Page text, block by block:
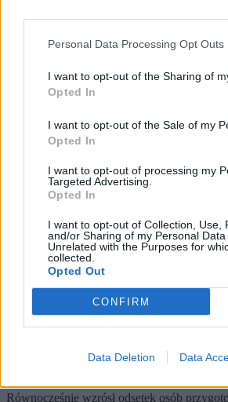
Personal Data Processing Opt Outs
I want to opt-out of the Sharing of
Opted In
I want to opt-out of the Sale of my
Opted In
I want to opt-out of processing my
Targeted Advertising.
Opted In
I want to opt-out of Collection, Use,
and/or Sharing of my Personal
Unrelated with the Purposes for
collected.
Opted Out
CONFIRM
Data Deletion Data
To klasyczny mechanizm handlu:
wcześniej, mocniej przecenić wybrane
przyciągnąć klienta do sklepu i
kategoriach
. W tym sensie tegoroczna
powtórką niż przełomem.
Zakupy z listą
Potwierdzają to także zachowania samych
głównym kryterium zakupowym dla 81,2
79,5 proc. rok wcześniej. Promocje
ważą w budżecie: mięsie i wędlinach,
Równocześnie wzrósł odsetek osób